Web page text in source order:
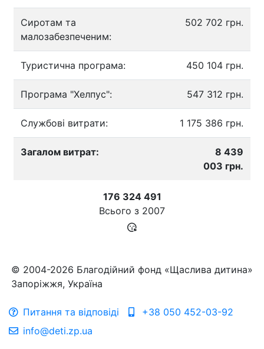
Сиротам та
малозабезпеченим:
502 702 грн.
Туристична програма: 450 104 грн.
Програма "Хелпус": 547 312 грн.
Службові витрати: 1 175 386 грн.
Загалом витрат:
8 439
003 грн.
176 324 491
Всього з 2007
© 2004-2026 Благодійний фонд «Щаслива дитина»
Запоріжжя, Україна
Питання та відповіді
+38 050 452-03-92
info@deti.zp.ua